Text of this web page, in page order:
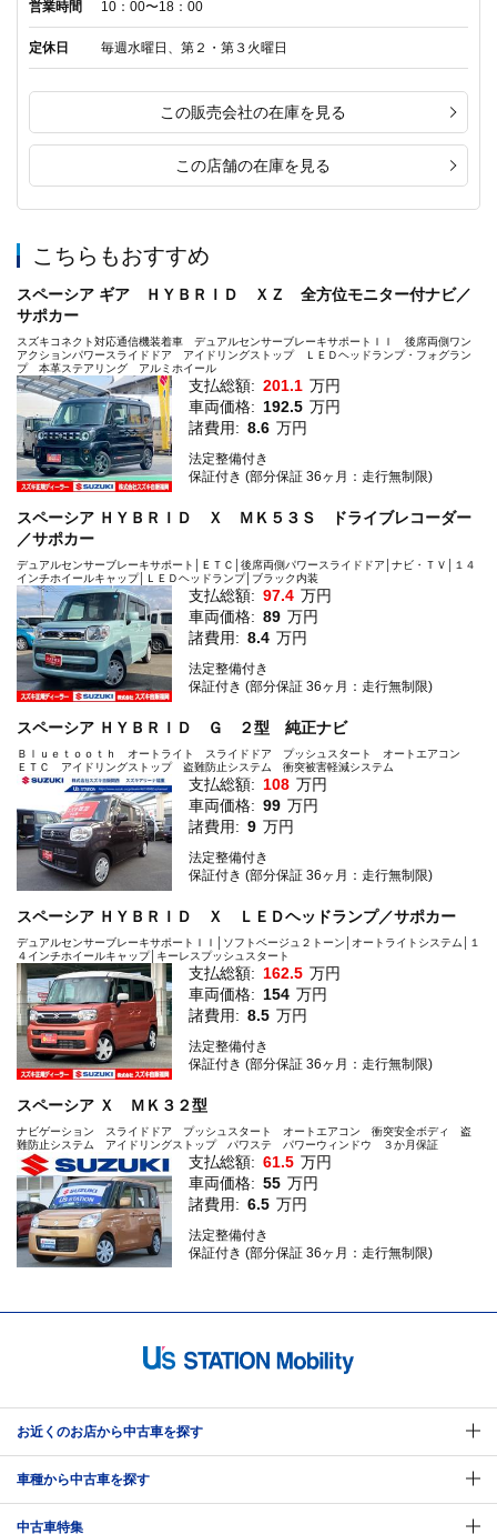
営業時間 10：00〜18：00
定休日 毎週水曜日、第２・第３火曜日
この販売会社の在庫を見る
この店舗の在庫を見る
こちらもおすすめ
スペーシア ギア ＨＹＢＲＩＤ ＸＺ 全方位モニター付ナビ／
サポカー
スズキコネクト対応通信機装着車 デュアルセンサーブレーキサポートＩＩ 後席両側ワン
アクションパワースライドドア アイドリングストップ ＬＥＤヘッドランプ・フォグラン
プ 本革ステアリング アルミホイール
支払総額: 201.1 万円
車両価格: 192.5 万円
諸費用: 8.6 万円
法定整備付き
保証付き (部分保証 36ヶ月：走行無制限)
スペーシア ＨＹＢＲＩＤ Ｘ ＭＫ５３Ｓ ドライブレコーダー
／サポカー
デュアルセンサーブレーキサポート│ＥＴＣ│後席両側パワースライドドア│ナビ・ＴＶ│１４
インチホイールキャップ│ＬＥＤヘッドランプ│ブラック内装
支払総額: 97.4 万円
車両価格: 89 万円
諸費用: 8.4 万円
法定整備付き
保証付き (部分保証 36ヶ月：走行無制限)
スペーシア ＨＹＢＲＩＤ Ｇ ２型 純正ナビ
Ｂｌｕｅｔｏｏｔｈ オートライト スライドドア プッシュスタート オートエアコン
ＥＴＣ アイドリングストップ 盗難防止システム 衝突被害軽減システム
支払総額: 108 万円
車両価格: 99 万円
諸費用: 9 万円
法定整備付き
保証付き (部分保証 36ヶ月：走行無制限)
スペーシア ＨＹＢＲＩＤ Ｘ ＬＥＤヘッドランプ／サポカー
デュアルセンサーブレーキサポートＩＩ│ソフトベージュ２トーン│オートライトシステム│１
４インチホイールキャップ│キーレスプッシュスタート
支払総額: 162.5 万円
車両価格: 154 万円
諸費用: 8.5 万円
法定整備付き
保証付き (部分保証 36ヶ月：走行無制限)
スペーシア Ｘ ＭＫ３２型
ナビゲーション スライドドア プッシュスタート オートエアコン 衝突安全ボディ 盗
難防止システム アイドリングストップ パワステ パワーウィンドウ ３か月保証
支払総額: 61.5 万円
車両価格: 55 万円
諸費用: 6.5 万円
法定整備付き
保証付き (部分保証 36ヶ月：走行無制限)
お近くのお店から中古車を探す
車種から中古車を探す
中古車特集